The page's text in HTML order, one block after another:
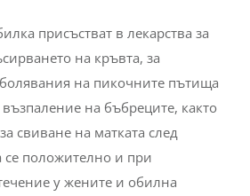
присъстват в лекарства за
на кръвта, за
на пикочните пътища
на бъбреците, както
свиване на матката след
се положително и при
у жените и обилна